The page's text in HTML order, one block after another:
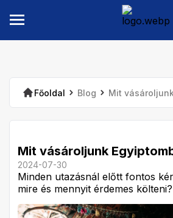
Főoldal Blog Mit
Mit vásároljunk
2024-07-30
Minden utazásnál előtt fontos
mire és mennyit érdemes költeni?